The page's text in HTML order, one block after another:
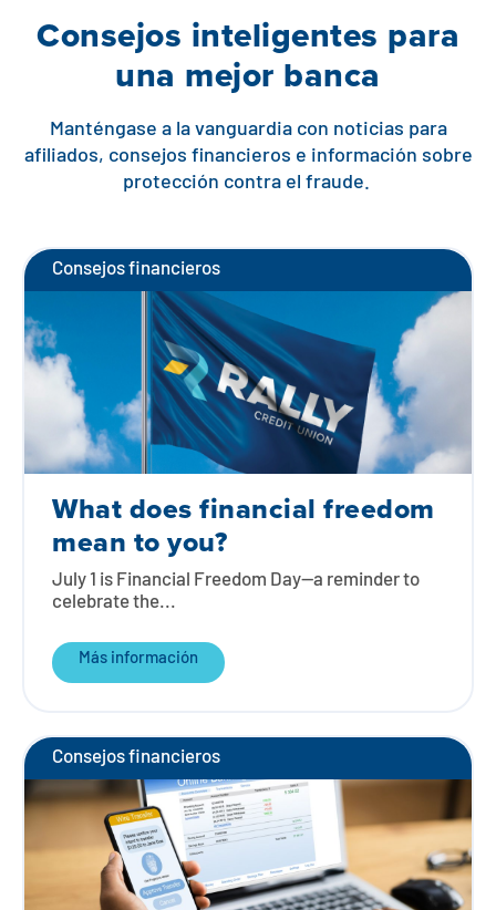
Consejos inteligentes para
una mejor banca
Manténgase a la vanguardia con noticias para
afiliados, consejos financieros e información sobre
protección contra el fraude.
Consejos financieros
What does financial freedom
mean to you?
July 1 is Financial Freedom Day—a reminder to
celebrate the...
Más información
Consejos financieros